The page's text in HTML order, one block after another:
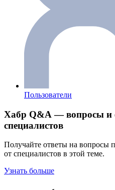
Пользователи
Хабр Q&A — вопросы и
специалистов
Получайте ответы на вопросы
от специалистов в этой теме.
Узнать больше